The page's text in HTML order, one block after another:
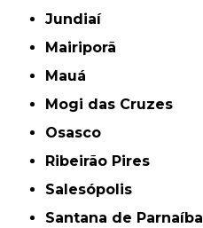
Jundiaí
Mairiporã
Mauá
Mogi das Cruzes
Osasco
Ribeirão Pires
Salesópolis
Santana de Parnaíba